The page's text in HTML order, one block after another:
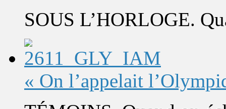
SOUS L’HORLOGE.
« On l’appelait